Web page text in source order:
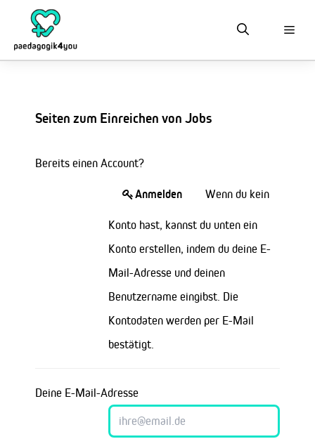
springen
Seiten zum Einreichen von Jobs
Bereits einen Account?
Anmelden Wenn du kein
Konto hast, kannst du unten ein
Konto erstellen, indem du deine E-
Mail-Adresse und deinen
Benutzername eingibst. Die
Kontodaten werden per E-Mail
bestätigt.
Deine E-Mail-Adresse